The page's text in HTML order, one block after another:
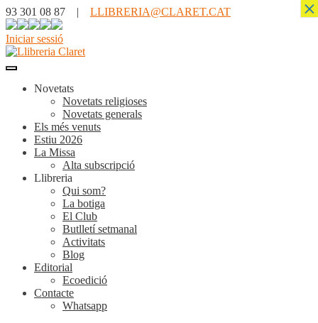
93 301 08 87 | LLIBRERIA@CLARET.CAT
Iniciar sessió
Novetats
Novetats religioses
Novetats generals
Els més venuts
Estiu 2026
La Missa
Alta subscripció
Llibreria
Qui som?
La botiga
El Club
Butlletí setmanal
Activitats
Blog
Editorial
Ecoedició
Contacte
Whatsapp
×